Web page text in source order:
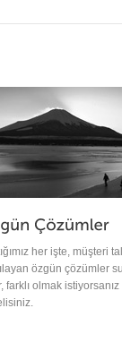
her işte, müşteri
özgün çözümler
farklı olmak